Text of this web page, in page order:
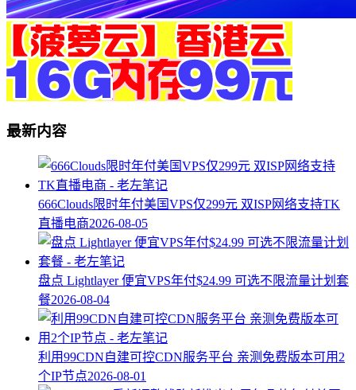
最新内容
666Clouds限时年付美国VPS仅299元 双ISP网络支持TK
直播电商2026-08-05
盘点 Lightlayer 便宜VPS年付$24.99 可选不限流量计划套
餐2026-08-04
利用99CDN自建可控CDN服务平台 亲测免费版本可用2
个IP节点2026-08-01